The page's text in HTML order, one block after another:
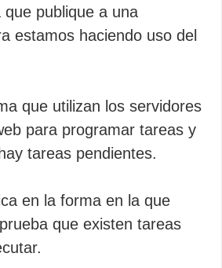
publique a una
estamos haciendo uso del
que utilizan los servidores
para programar tareas y
tareas pendientes.
en la forma en la que
que existen tareas